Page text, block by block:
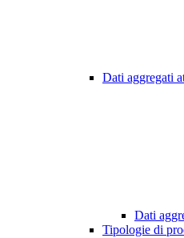
Dati aggregati
Dati
Tipologie di